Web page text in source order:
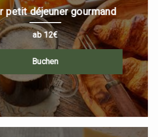
petit déjeuner gourmand
ab 12€
Buchen